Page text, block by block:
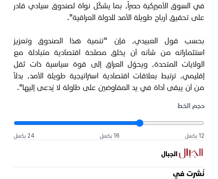
في السوق الأميركية حصراً، بما يشكّل نواة لصندوق سيادي قادر
على تحقيق أرباح طويلة الأمد للدولة العراقية".
بحسب قول العبيدي، فإن "تنمية هذا الصندوق وتعزيز
استثماراته من شأنه أن يخلق مصلحة اقتصادية متبادلة مع
الولايات المتحدة، ويحوّل العراق إلى قوة سياسية ذات ثقل
إقليمي، ترتبط بعلاقات اقتصادية استراتيجية طويلة الأمد، بدلاً
من أن يبقى أداة في يد المفاوضين على طاولة لا يُدعى إليها".
حجم الخط
12 بكسل 16 بكسل 24 بكسل
الجبال
نُشرت في